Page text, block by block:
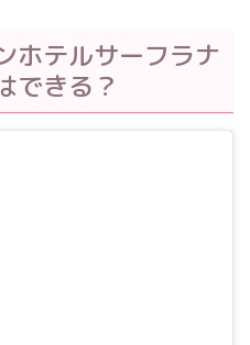
ホテルサーフラナ
できる？